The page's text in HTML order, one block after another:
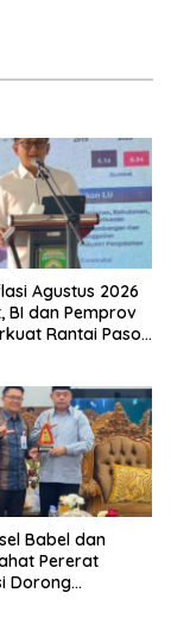
Agustus 2026
BI dan Pemprov
Rantai Pasok
Babel dan
Pererat
Dorong